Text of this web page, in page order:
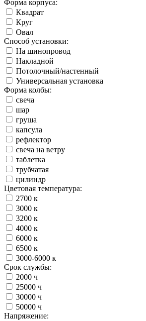
Форма корпуса:
Квадрат
Круг
Овал
Способ установки:
На шинопровод
Накладной
Потолочный/настенный
Универсальная установка
Форма колбы:
свеча
шар
груша
капсула
рефлектор
свеча на ветру
таблетка
трубчатая
цилиндр
Цветовая температура:
2700 к
3000 к
3200 к
4000 к
6000 к
6500 к
3000-6000 к
Срок службы:
2000 ч
25000 ч
30000 ч
50000 ч
Напряжение: